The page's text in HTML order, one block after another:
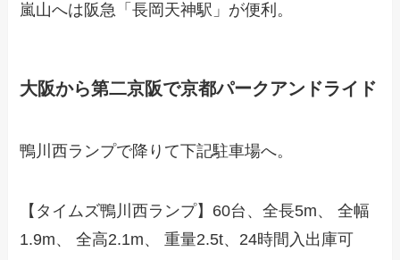
嵐山へは阪急「長岡天神駅」が便利。
大阪から第二京阪で京都パークアンドライド
鴨川西ランプで降りて下記駐車場へ。
【タイムズ鴨川西ランプ】60台、全長5m、 全幅
1.9m、 全高2.1m、 重量2.5t、24時間入出庫可